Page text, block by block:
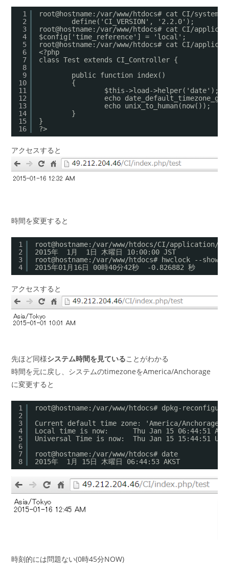
1
2
3
4
5
6
7
8
9
10
11
12
13
14
15
16
root@hostname:/var/www/htdocs# cat CI/
define('CI_VERSION', '2.2.0');
root@hostname:/var/www/htdocs# cat CI/
$config['time_reference'] = 'local';
root@hostname:/var/www/htdocs# cat CI/
<?php
class Test extends CI_Controller {
public function index()
{
$this->load->helper('date');
echo
echo unix_to_human(now());
}
}
?>
アクセスすると
時間を変更すると
1
2
3
4
root@hostname:/var/www/htdocs/CI/
2015年  1月  1日 木曜日 10:00:00 JST
root@hostname:/var/www/htdocs# hwclock --show
2015年01月16日 00時40分42秒  -0.826882 秒
アクセスすると
先ほど同様システム時間を見ていることがわかる
時間を元に戻し、システムのtimezoneをAmerica/Anchorage
に変更すると
1
2
3
4
5
6
7
8
root@hostname:/var/www/htdocs# dpkg-
Current default time zone: 'America/Anchorage'
Local time is now:      Thu Jan 15 06:44:51
Universal Time is now:  Thu Jan 15 15:44:51
root@hostname:/var/www/htdocs# date
2015年  1月 15日 木曜日 06:44:53 AKST
時刻的には問題ない(0時45分NOW)